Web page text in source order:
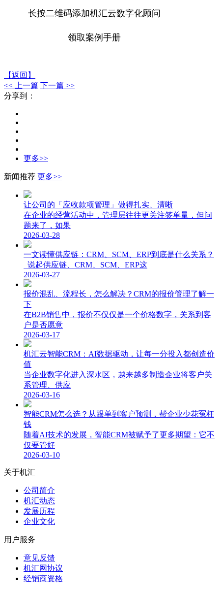
长按二维码添加机汇云数字化顾问
领取案例手册
【返回】
<< 上一篇 下一篇 >>
分享到：
更多>>
新闻推荐 更多>>
让公司的「应收款项管理」做得扎实、清晰
在企业的经营活动中，管理层往往更关注签单量，但问
题来了，如果
2026-03-28
一文读懂供应链：CRM、SCM、ERP到底是什么关系？
说起供应链、CRM、SCM、ERP这
2026-03-27
报价混乱、流程长，怎么解决？CRM的报价管理了解一
下
在B2B销售中，报价不仅仅是一个价格数字，关系到客
户是否愿意
2026-03-17
机汇云智能CRM：AI数据驱动，让每一分投入都创造价
值
当企业数字化进入深水区，越来越多制造企业将客户关
系管理、供应
2026-03-16
智能CRM怎么选？从跟单到客户预测，帮企业少花冤枉
钱
随着AI技术的发展，智能CRM被赋予了更多期望：它不
仅要管好
2026-03-10
关于机汇
公司简介
机汇动态
发展历程
企业文化
用户服务
意见反馈
机汇网协议
经销商资格